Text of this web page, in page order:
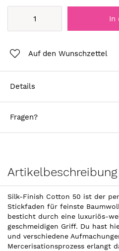
In
Auf den Wunschzettel
Details
Fragen?
Artikelbeschreibung
Silk-Finish Cotton 50 ist der
Stickfaden für feinste
besticht durch eine luxuriös-
geschmeidigen Griff. Du hast
und verschiedene
Mercerisationsprozess erlangt